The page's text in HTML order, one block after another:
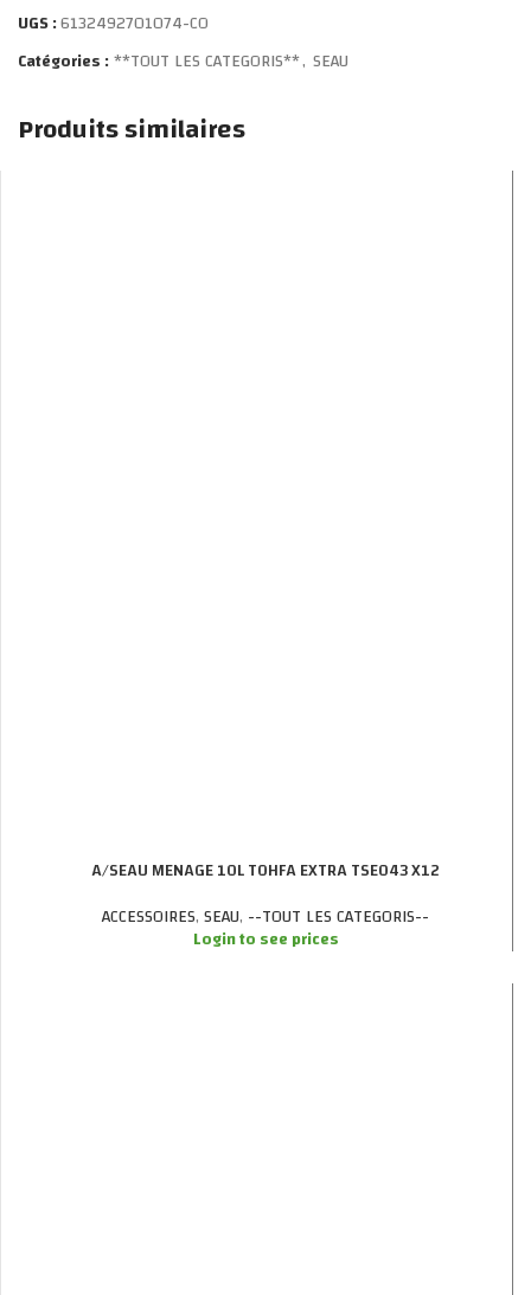
UGS :6132492701074-CO
Catégories :**TOUT LES CATEGORIS**, SEAU
Produits similaires
A/SEAU MENAGE 10L TOHFA EXTRA TSE043 X12
ACCESSOIRES,SEAU, --TOUT LES CATEGORIS--
Login to see prices